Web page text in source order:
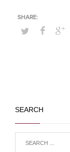
SEARCH